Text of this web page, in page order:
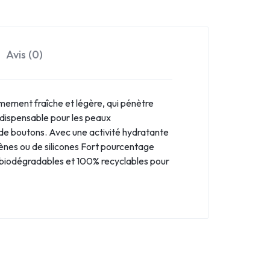
Avis (0)
fraîche et légère, qui pénètre
pour les peaux
boutons. Avec une activité hydratante
ou de silicones Fort pourcentage
et 100% recyclables pour